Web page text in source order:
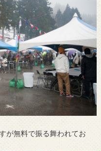
が無料で振る舞われてお